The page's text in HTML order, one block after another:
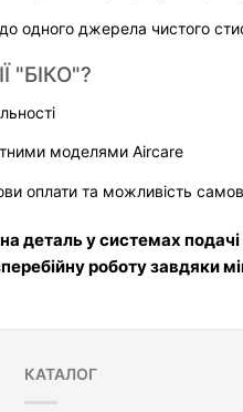
одного джерела чистого
"БІКО"?
моделями Aircare
оплати та можливість
у системах
роботу завдяки
КАТАЛОГ